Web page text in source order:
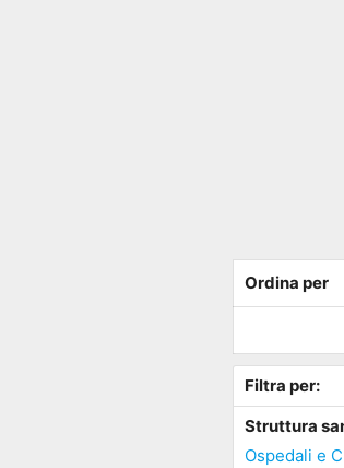
Ordina per
Filtra per:
Struttura
Ospedali e